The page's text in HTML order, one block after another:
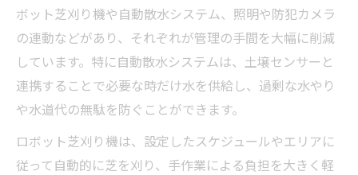
ボット芝刈り機や自動散水システム、照明や防犯カメラ
の連動などがあり、それぞれが管理の手間を大幅に削減
しています。特に自動散水システムは、土壌センサーと
連携することで必要な時だけ水を供給し、過剰な水やり
や水道代の無駄を防ぐことができます。
ロボット芝刈り機は、設定したスケジュールやエリアに
従って自動的に芝を刈り、手作業による負担を大きく軽